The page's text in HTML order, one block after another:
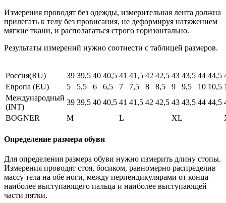
Измерения проводят без одежды, измерительная лента должна
прилегать к телу без провисания, не деформируя натяжением
мягкие ткани, и располагаться строго горизонтально.
Результаты измерений нужно соотнести с таблицей размеров.
Россия(RU) 39 39,5 40 40,5 41 41,5 42 42,5 43 43,5 44 44,5
Европа (EU)
5 5,5 6 6,5 7 7,5 8 8,5 9 9,5 10 10,5
Международный
(INT)
39 39,5 40 40,5 41 41,5 42 42,5 43 43,5 44 44,5
BOGNER
M L XL
Определение размера обуви
Для определения размера обуви нужно измерить длину стопы.
Измерения проводят стоя, босиком, равномерно распределив
массу тела на обе ноги, между перпендикулярами от конца
наиболее выступающего пальца и наиболее выступающей
части пятки.